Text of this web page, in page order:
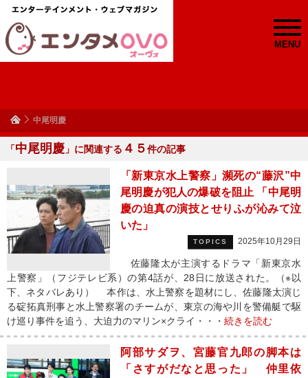
MENU
中尾明慶
「中尾明慶 」に関連する ４５件の記事
「新東京水上警察」瀕死の“藤沢”中
尾明慶が犯人の爆破を阻止 「中尾明
慶の迫真の演技とせりふが沁みて泣
いた」
TOPICS 2025年10月29日
佐藤隆太が主演するドラマ「新東京水
上警察」（フジテレビ系）の第4話が、28日に放送された。（※以
下、ネタバレあり） 本作は、水上警察を題材にし、佐藤隆太演じ
る碇拓真刑事と水上警察署のチームが、東京の海や川を警備艇で駆
け巡り事件を追う、大迫力のマリン×クライ・・・ 続きを読む
阿部サダヲ、宮藤官九郎の脚本は
「さすがだなと思った」 仲里依